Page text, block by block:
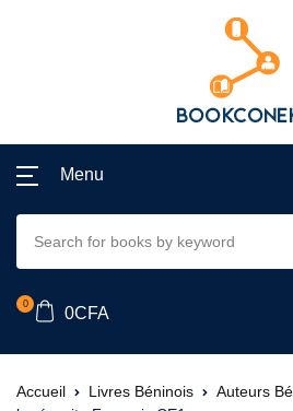
Menu
0
0CFA
Accueil Livres Béninois Auteurs